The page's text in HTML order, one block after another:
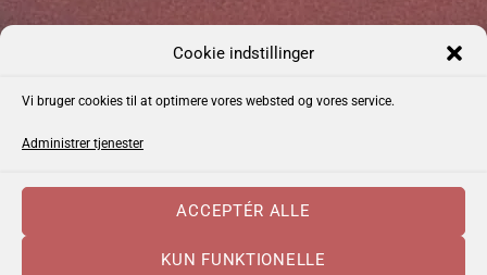
Cookie indstillinger
Vi bruger cookies til at optimere vores websted og vores service.
Administrer tjenester
ACCEPTÉR ALLE
KUN FUNKTIONELLE
Emma Zinck (US)
Dato: 10-09